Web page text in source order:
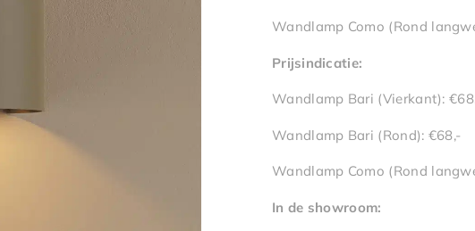
Wandlamp Como (Rond
Prijsindicatie:
Wandlamp Bari (Vierkant):
Wandlamp Bari (Rond): €68,-
Wandlamp Como (Rond
In de showroom: